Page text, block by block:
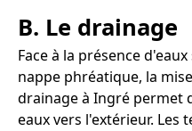
B. Le drainage
Face à la présence
nappe phréatique, la
drainage à Ingré permet
eaux vers l'extérieur. Les